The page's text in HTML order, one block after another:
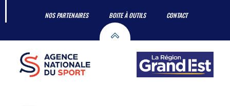
NOS PARTENAIRES BOITE À OUTILS CONTACT